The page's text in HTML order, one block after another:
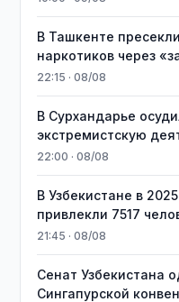
В Ташкенте
наркотиков через
22:15 · 08/08
В Сурхандарье
экстремистскую
22:00 · 08/08
В Узбекистане в
привлекли 7517
21:45 · 08/08
Сенат Узбекистана
Сингапурской